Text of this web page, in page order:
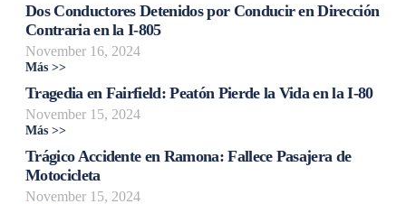
Dos Conductores Detenidos por Conducir en Dirección
Contraria en la I-805
November 16, 2024
Más >>
Tragedia en Fairfield: Peatón Pierde la Vida en la I-80
November 15, 2024
Más >>
Trágico Accidente en Ramona: Fallece Pasajera de
Motocicleta
November 15, 2024